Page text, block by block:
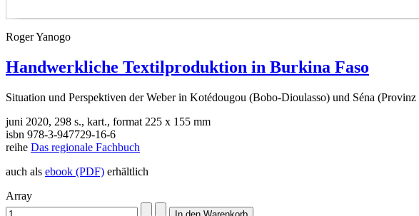
Roger Yanogo
Handwerkliche Textilproduktion in Burkina Faso
Situation und Perspektiven der Weber in Kotédougou (Bobo-Dioulasso) und Séna
juni 2020, 298 s., kart., format 225 x 155 mm
isbn 978-3-947729-16-6
reihe Das regionale Fachbuch
auch als ebook (PDF) erhältlich
Array